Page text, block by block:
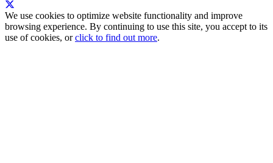
We use cookies to optimize website functionality and improve
browsing experience. By continuing to use this site, you accept to its
use of cookies, orclick to find out more.